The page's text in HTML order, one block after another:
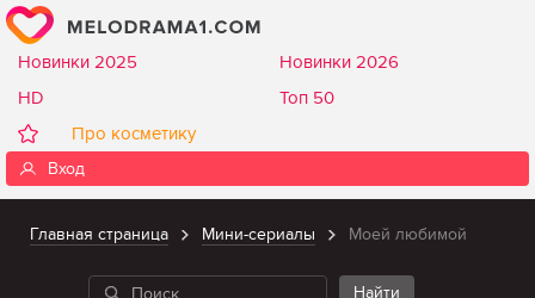
Новинки 2025
Новинки 2026
HD
Топ 50
Про косметику
Вход
Главная страница Мини-сериалы Моей любимой